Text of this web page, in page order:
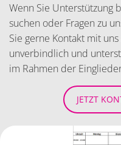
Wenn Sie Unterstützung
suchen oder Fragen zu
Sie gerne Kontakt mit
unverbindlich und
im Rahmen der
JETZT